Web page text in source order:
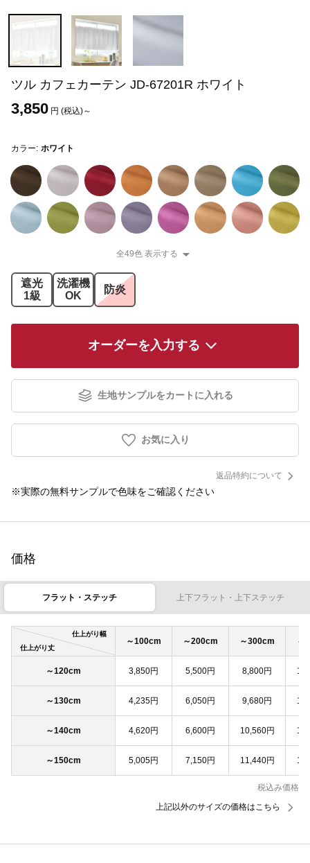
ツル カフェカーテン JD-67201R ホワイト
3,850 円 (税込)～
カラー: ホワイト
全49色 表示する
遮光
1級
洗濯機
OK
防炎
オーダーを入力する
生地サンプルをカートに入れる
お気に入り
返品特約について
※実際の無料サンプルで色味をご確認ください
価格
フラット・ステッチ 上下フラット・上下ステッチ
仕上がり幅
仕上がり丈
～100cm ～200cm ～300cm ～
～120cm 3,850円 5,500円 8,800円
～130cm 4,235円 6,050円 9,680円
～140cm 4,620円 6,600円 10,560円
～150cm 5,005円 7,150円 11,440円
税込み価格
上記以外のサイズの価格はこちら